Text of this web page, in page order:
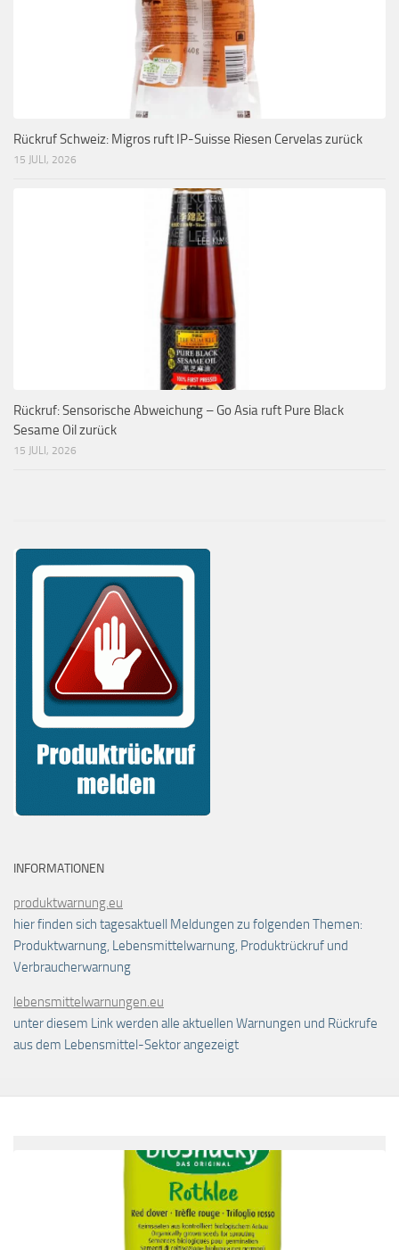
Rückruf Schweiz: Migros ruft IP-Suisse Riesen Cervelas zurück
15 JULI, 2026
Rückruf: Sensorische Abweichung – Go Asia ruft Pure Black
Sesame Oil zurück
15 JULI, 2026
INFORMATIONEN
produktwarnung.eu
hier finden sich tagesaktuell Meldungen zu folgenden Themen:
Produktwarnung, Lebensmittelwarnung, Produktrückruf und
Verbraucherwarnung
lebensmittelwarnungen.eu
unter diesem Link werden alle aktuellen Warnungen und Rückrufe
aus dem Lebensmittel-Sektor angezeigt